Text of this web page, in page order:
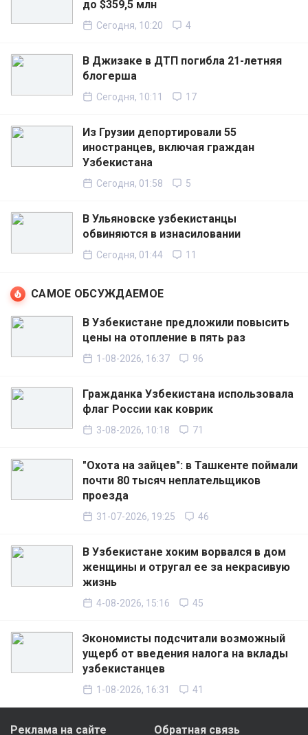
до $359,5 млн
Сегодня, 10:20 4
В Джизаке в ДТП погибла 21-летняя
блогерша
Сегодня, 10:11 17
Из Грузии депортировали 55
иностранцев, включая граждан
Узбекистана
Сегодня, 01:58 5
В Ульяновске узбекистанцы
обвиняются в изнасиловании
Сегодня, 01:44 11
САМОЕ ОБСУЖДАЕМОЕ
В Узбекистане предложили повысить
цены на отопление в пять раз
1-08-2026, 16:37 96
Гражданка Узбекистана использовала
флаг России как коврик
3-08-2026, 10:18 71
"Охота на зайцев": в Ташкенте поймали
почти 80 тысяч неплательщиков
проезда
31-07-2026, 19:25 46
В Узбекистане хоким ворвался в дом
женщины и отругал ее за некрасивую
жизнь
4-08-2026, 15:16 45
Экономисты подсчитали возможный
ущерб от введения налога на вклады
узбекистанцев
1-08-2026, 16:31 41
Реклама на сайте Обратная связь